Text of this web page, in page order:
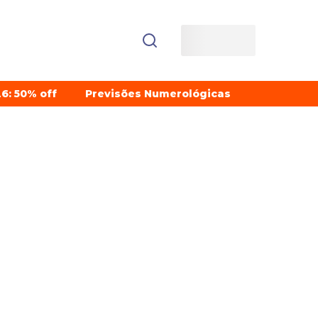
50% off Previsões Numerológicas